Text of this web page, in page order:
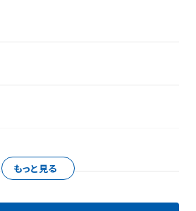
もっと見る